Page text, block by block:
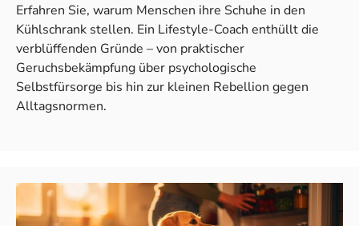
Erfahren Sie, warum Menschen ihre Schuhe in den
Kühlschrank stellen. Ein Lifestyle-Coach enthüllt die
verblüffenden Gründe – von praktischer
Geruchsbekämpfung über psychologische
Selbstfürsorge bis hin zur kleinen Rebellion gegen
Alltagsnormen.